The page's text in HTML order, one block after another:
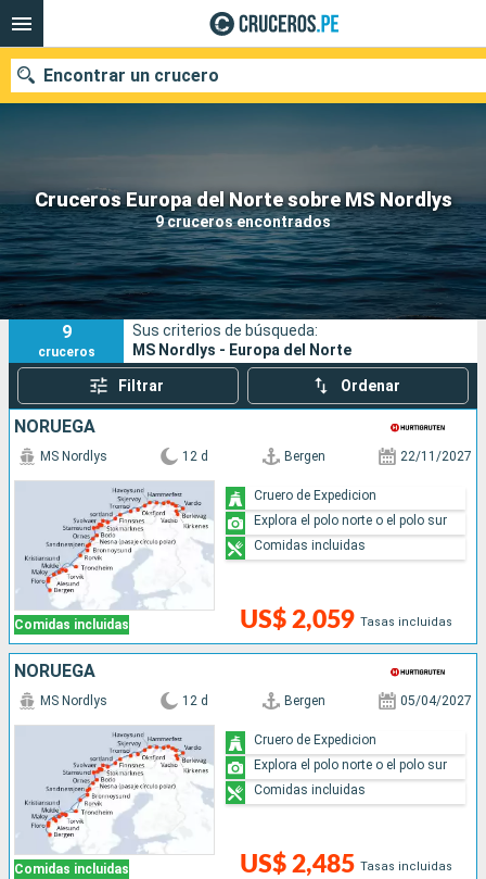
Cruceros Europa del Norte sobre MS Nordlys
9 cruceros encontrados
Encontrar un crucero
Nuestros destinos
Fecha de salida
Puertos Compañías
Buscar
9
cruceros
Sus criterios de búsqueda:
MS Nordlys - Europa del Norte
Filtrar Ordenar
NORUEGA
Comidas incluidas
MS Nordlys 12 d Bergen 22/11/2027
US$ 2,059 Tasas incluidas
Cruero de Expedicion
Explora el polo norte o el polo sur
Comidas incluidas
NORUEGA
Comidas incluidas
MS Nordlys 12 d Bergen 05/04/2027
US$ 2,485 Tasas incluidas
Cruero de Expedicion
Explora el polo norte o el polo sur
Comidas incluidas